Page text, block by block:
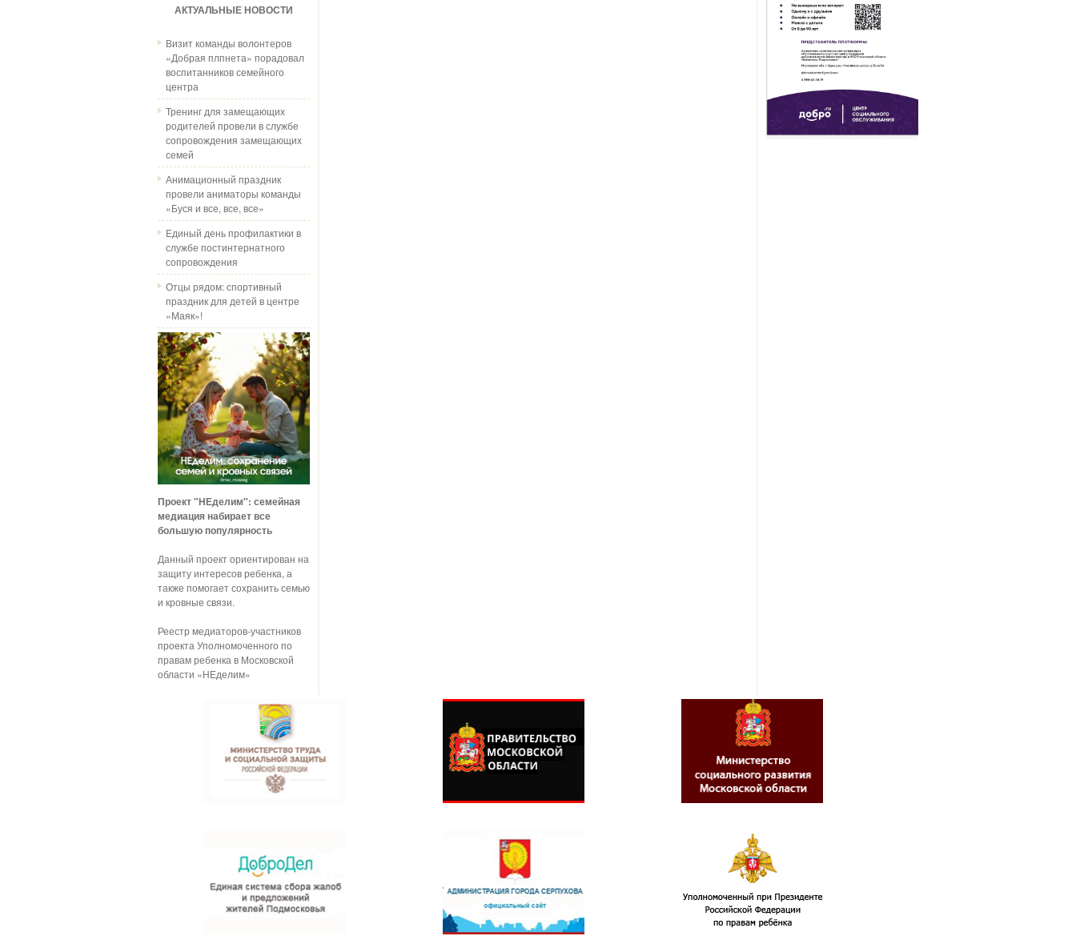
АКТУАЛЬНЫЕ НОВОСТИ
Визит команды волонтеров
«Добрая плпнета» порадовал
воспитанников семейного
центра
Тренинг для замещающих
родителей провели в службе
сопровождения замещающих
семей
Анимационный праздник
провели аниматоры команды
«Буся и все, все, все»
Единый день профилактики в
службе постинтернатного
сопровождения
Отцы рядом: спортивный
праздник для детей в центре
«Маяк»!
Проект "НЕделим": семейная
медиация набирает все
большую популярность
Данный проект ориентирован на
защиту интересов ребенка, а
также помогает сохранить семью
и кровные связи.
Реестр медиаторов-участников
проекта Уполномоченного по
правам ребенка в Московской
области «НЕделим»